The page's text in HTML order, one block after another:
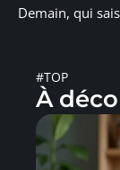
Demain, qui
#TOP
À